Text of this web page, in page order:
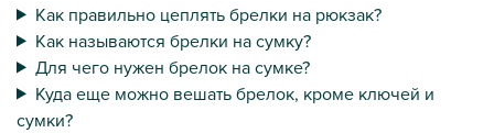
Как правильно цеплять брелки на рюкзак?
Как называются брелки на сумку?
Для чего нужен брелок на сумке?
Куда еще можно вешать брелок, кроме ключей и
сумки?